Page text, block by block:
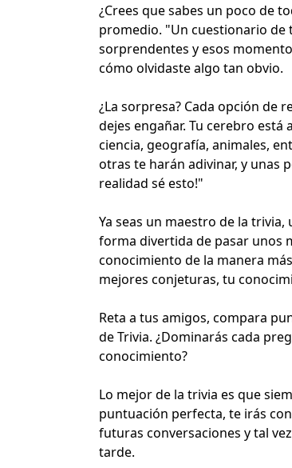
¿Crees que sabes un poco de
promedio. "Un cuestionario de
sorprendentes y esos
cómo olvidaste algo tan obvio.
¿La sorpresa? Cada opción de
dejes engañar. Tu cerebro está
ciencia, geografía, animales,
otras te harán adivinar, y unas
realidad sé esto!"
Ya seas un maestro de la trivia,
forma divertida de pasar unos
conocimiento de la manera
mejores conjeturas, tu
Reta a tus amigos, compara
de Trivia. ¿Dominarás cada
conocimiento?
Lo mejor de la trivia es que
puntuación perfecta, te irás
futuras conversaciones y tal
tarde.